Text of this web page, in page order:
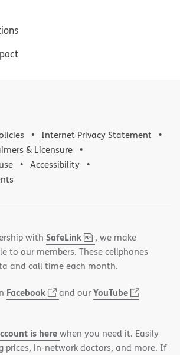
Internet Privacy Statement
& Licensure
Accessibility
with SafeLink,
PDF
(opens
in
new
, we make
to our members. These cellphones
and call time each month.
Facebook
(opens
window)
and ourYouTube
(opens
window)
is herewhen you need it. Easily
prices, in-network doctors, and more. If